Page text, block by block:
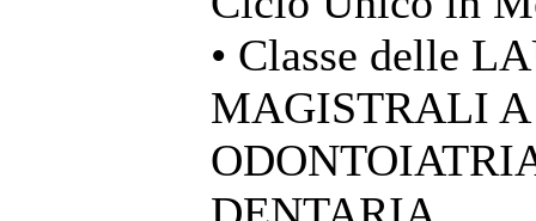
• Classe delle
MAGISTRALI